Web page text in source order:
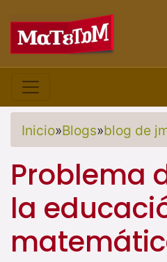
Inicio»Blogs»blog de
Problema
la